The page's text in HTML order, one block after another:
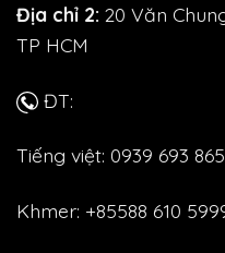
Địa chỉ 2: 20 Văn
TP HCM
ĐT:
Tiếng việt: 0939 693
Khmer: +85588 610